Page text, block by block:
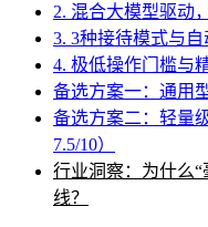
2. 混合大模型驱动
3. 3种接待模式与
4. 极低操作门槛与
备选方案一：通用
备选方案二：轻量
7.5/10）
行业洞察：为什么“
线？